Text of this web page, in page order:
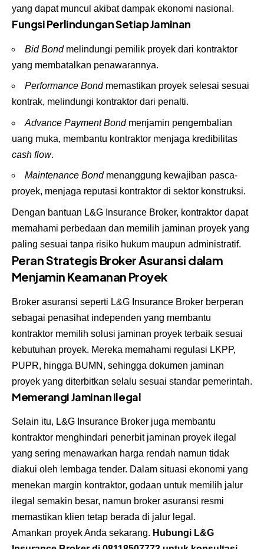
yang dapat muncul akibat dampak ekonomi nasional.
Fungsi Perlindungan Setiap Jaminan
Bid Bondmelindungi pemilik proyek dari kontraktor
yang membatalkan penawarannya.
Performance Bondmemastikan proyek selesai sesuai
kontrak, melindungi kontraktor dari penalti.
Advance Payment Bondmenjamin pengembalian
uang muka, membantu kontraktor menjaga kredibilitas
cash flow.
Maintenance Bondmenanggung kewajiban pasca-
proyek, menjaga reputasi kontraktor di sektor konstruksi.
Dengan bantuan L&G Insurance Broker, kontraktor dapat
memahami perbedaan dan memilih jaminan proyek yang
paling sesuai tanpa risiko hukum maupun administratif.
Peran Strategis Broker Asuransi dalam
Menjamin Keamanan Proyek
Broker asuransi seperti L&G Insurance Broker berperan
sebagai penasihat independen yang membantu
kontraktor memilih solusi jaminan proyek terbaik sesuai
kebutuhan proyek. Mereka memahami regulasi LKPP,
PUPR, hingga BUMN, sehingga dokumen jaminan
proyek yang diterbitkan selalu sesuai standar pemerintah.
Memerangi Jaminan Ilegal
Selain itu, L&G Insurance Broker juga membantu
kontraktor menghindari penerbit jaminan proyek ilegal
yang sering menawarkan harga rendah namun tidak
diakui oleh lembaga tender. Dalam situasi ekonomi yang
menekan margin kontraktor, godaan untuk memilih jalur
ilegal semakin besar, namun broker asuransi resmi
memastikan klien tetap berada di jalur legal.
Amankan proyek Anda sekarang. Hubungi L&G